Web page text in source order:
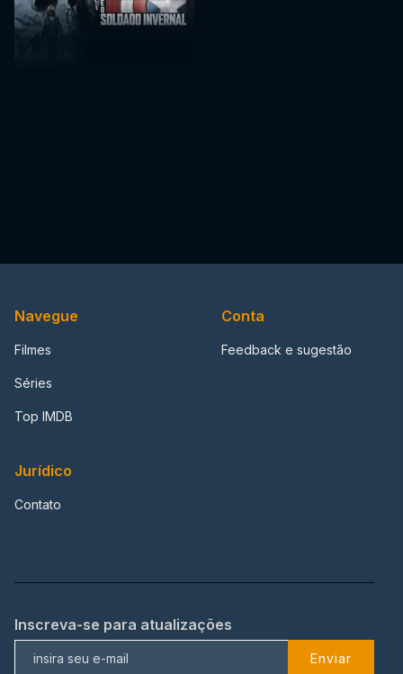
Navegue
Filmes
Séries
Top IMDB
Conta
Feedback e sugestão
Jurídico
Contato
Inscreva-se para atualizações
Enviar